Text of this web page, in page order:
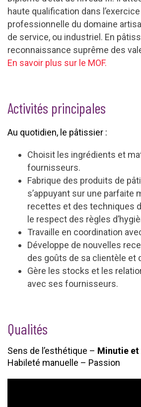
haute qualification dans
professionnelle du domaine
de service, ou industriel. En
reconnaissance suprême des
En savoir plus sur le MOF.
Activités principales
Au quotidien, le pâtissier :
Choisit les ingrédients et
fournisseurs.
Fabrique des produits de
s’appuyant sur une parfaite
recettes et des techniques
le respect des règles
Travaille en coordination
Développe de nouvelles
des goûts de sa clientèle et
Gère les stocks et les
avec ses fournisseurs.
Qualités
Sens de l’esthétique – Minutie
Habileté manuelle – Passion